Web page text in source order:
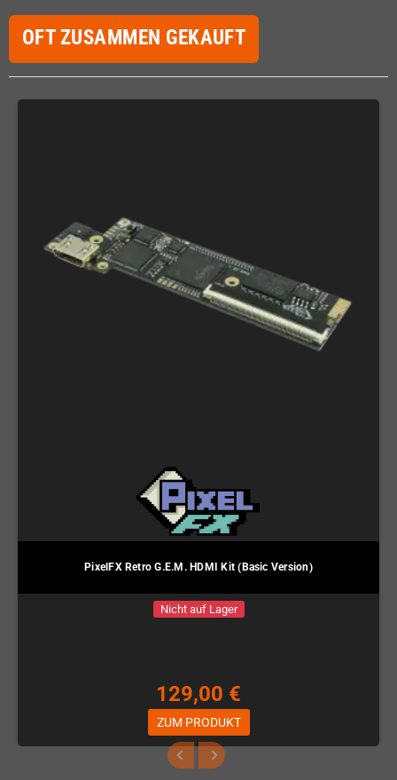
OFT ZUSAMMEN GEKAUFT
PixelFX Retro G.E.M. HDMI Kit (Basic Version)
Nicht auf Lager
129,00 €
ZUM PRODUKT